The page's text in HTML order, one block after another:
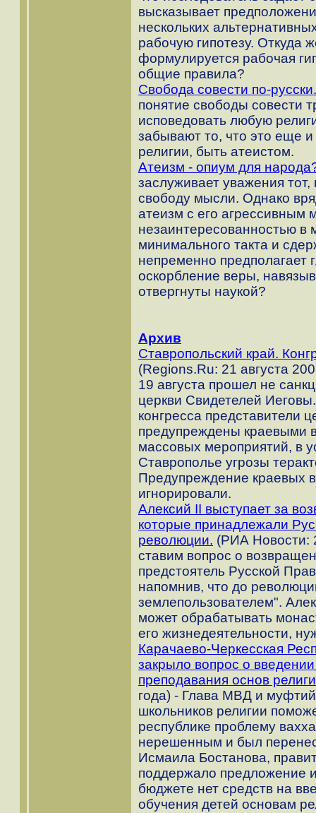
высказывает
нескольких
рабочую гипотезу. Откуда
формулируется рабочая
общие правила?
Свобода совести по-русски.
понятие свободы совести
исповедовать любую
забывают то, что это еще
религии, быть атеистом.
Атеизм - опиум для
заслуживает уважения тот,
свободу мысли. Однако
атеизм с его агрессивным
незаинтересованностью в
минимального такта и
непременно предполагает
оскорбление веры,
отвергнуты наукой?
Архив
Ставропольский край.
(Regions.Ru: 21 августа
19 августа прошел не
церкви Свидетелей
конгресса представители
предупреждены краевыми
массовых мероприятий, в
Ставрополье угрозы
Предупреждение краевых
игнорировали.
Алексий II выступает за
которые принадлежали
революции. (РИА Новости:
ставим вопрос о
предстоятель Русской
напомнив, что до
землепользователем".
может обрабатывать
его жизнедеятельности,
Карачаево-Черкесская
закрыло вопрос о
преподавания основ
года) - Глава МВД и
школьников религии
республике проблему
нерешенным и был
Исмаила Бостанова,
поддержало предложение
бюджете нет средств на
обучения детей основам